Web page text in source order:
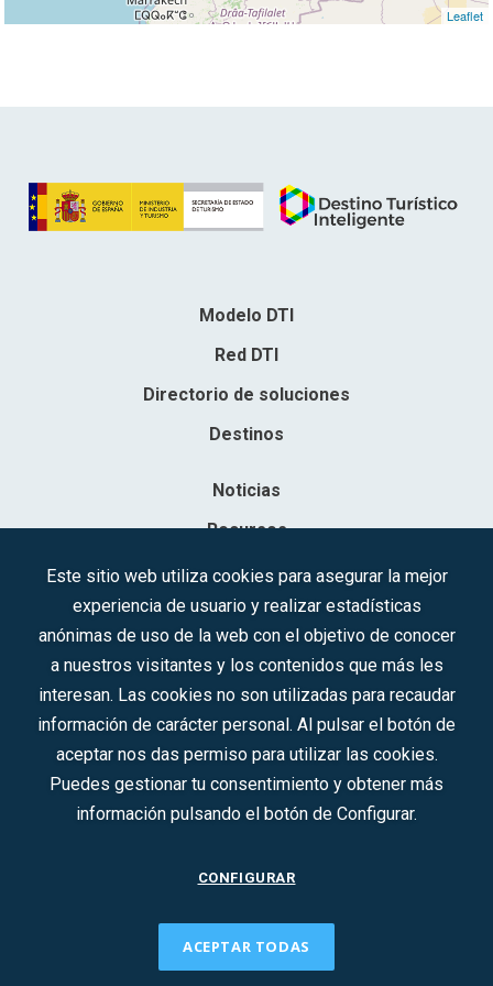
Leaflet
Modelo DTI
Red DTI
Directorio de soluciones
Destinos
Noticias
Recursos
Contacto
Sociedad Mercantil Estatal para la Gestión de la Innovación y las
Inscrita en el R.M. de Madrid, T, 12593, Se. 8, F. 129, H. 201.307.
C.I.F.: A-81/874.984
Síguenos en redes sociales:
CONTACTO
2022 © DTI · Todos los derechos reservados ·
Este sitio web utiliza cookies para asegurar la mejor
experiencia de usuario y realizar estadísticas
anónimas de uso de la web con el objetivo de conocer
a nuestros visitantes y los contenidos que más les
interesan. Las cookies no son utilizadas para recaudar
información de carácter personal. Al pulsar el botón de
aceptar nos das permiso para utilizar las cookies.
Puedes gestionar tu consentimiento y obtener más
información pulsando el botón de Configurar.
CONFIGURAR
ACEPTAR TODAS